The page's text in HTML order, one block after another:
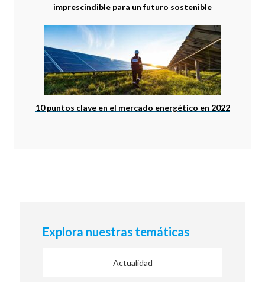
imprescindible para un futuro sostenible
10 puntos clave en el mercado energético en 2022
Explora nuestras temáticas
Actualidad